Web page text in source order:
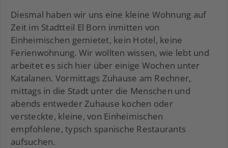
Diesmal haben wir uns eine kleine Wohnung auf
Zeit im Stadtteil El Born inmitten von
Einheimischen gemietet, kein Hotel, keine
Ferienwohnung. Wir wollten wissen, wie lebt und
arbeitet es sich hier über einige Wochen unter
Katalanen. Vormittags Zuhause am Rechner,
mittags in die Stadt unter die Menschen und
abends entweder Zuhause kochen oder
versteckte, kleine, von Einheimischen
empfohlene, typsch spanische Restaurants
aufsuchen.